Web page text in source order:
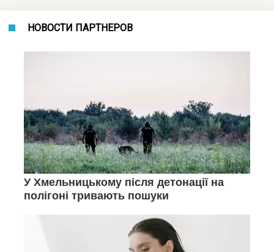
НОВОСТИ ПАРТНЕРОВ